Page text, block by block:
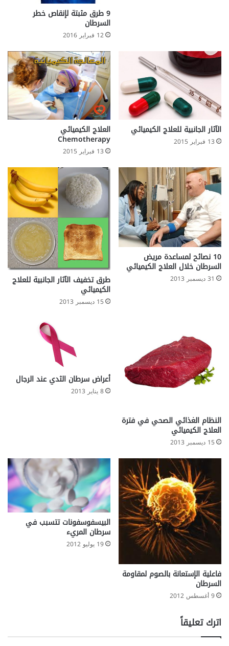
9 طرق مثبتة لإنقاص خطر
السرطان
12 فبراير 2016
الآثار الجانبية للعلاج الكيميائي
13 فبراير 2015
العلاج الكيميائي
Chemotherapy
13 فبراير 2015
10 نصائح لمساعدة مريض
السرطان خلال العلاج الكيميائي
31 ديسمبر 2013 طرق تخفيف الآثار الجانبية للعلاج
الكيميائي
15 ديسمبر 2013
النظام الغذائي الصحي في فترة
العلاج الكيميائي
15 ديسمبر 2013
أعراض سرطان الثدي عند الرجال
8 يناير 2013
فاعلية الإستعانة بالصوم لمقاومة
السرطان
9 أغسطس 2012
البيسفوسفونات تتسبب في
سرطان المريء
19 يوليو 2012
اترك تعليقاً